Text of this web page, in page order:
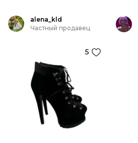
alena_kld
Частный продавец
5